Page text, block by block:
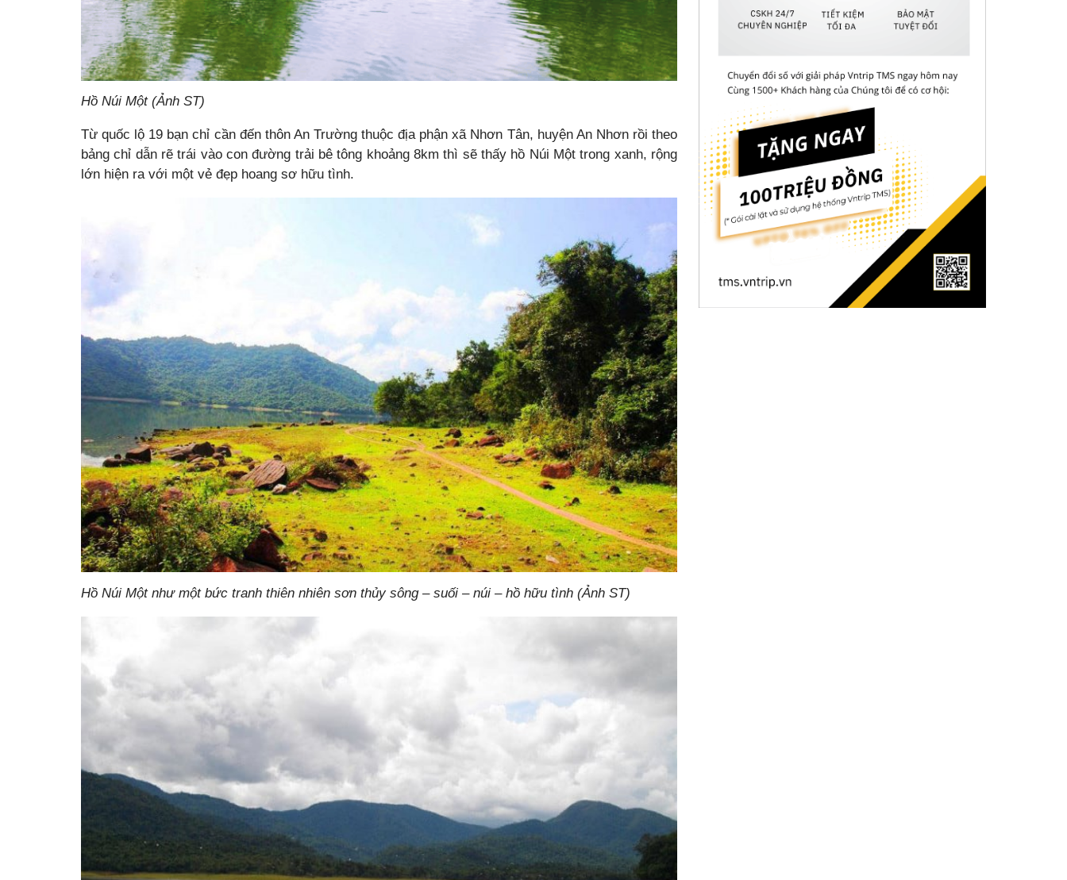
Hồ Núi Một (Ảnh ST)
Từ quốc lộ 19 bạn chỉ cần đến thôn An Trường thuộc địa phận xã Nhơn Tân, huyện An Nhơn rồi theo
bảng chỉ dẫn rẽ trái vào con đường trải bê tông khoảng 8km thì sẽ thấy hồ Núi Một trong xanh, rộng
lớn hiện ra với một vẻ đẹp hoang sơ hữu tình.
Hồ Núi Một như một bức tranh thiên nhiên sơn thủy sông – suối – núi – hồ hữu tình (Ảnh ST)